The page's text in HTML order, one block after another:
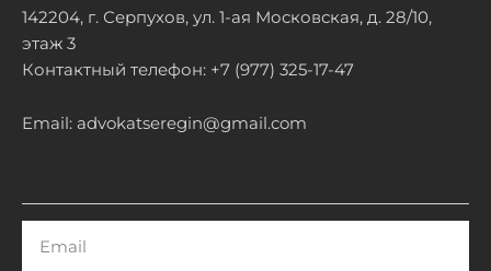
142204, г. Серпухов, ул. 1-ая Московская, д. 28/10,
этаж 3
Контактный телефон: +7 (977) 325-17-47
Email: advokatseregin@gmail.com